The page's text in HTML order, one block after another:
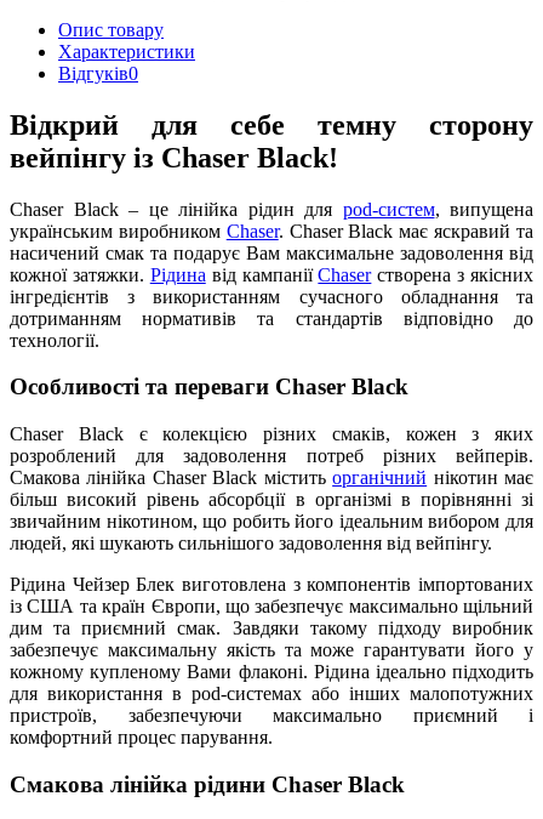
Опис товару
Характеристики
Відгуків0
Відкрий для себе темну сторону
вейпінгу із Chaser Black!
Chaser Black – це лінійка рідин для pod-систем, випущена
українським виробником Chaser. Chaser Black має яскравий та
насичений смак та подарує Вам максимальне задоволення від
кожної затяжки. Рідина від кампаніїChaserстворена з якісних
інгредієнтів з використанням сучасного обладнання та
дотриманням нормативів та стандартів відповідно до
технології.
Особливості та переваги Chaser Black
Chaser Black є колекцією різних смаків, кожен з яких
розроблений для задоволення потреб різних вейперів.
Смакова лінійка Chaser Black міститьорганічний нікотин має
більш високий рівень абсорбції в організмі в порівнянні зі
звичайним нікотином, що робить його ідеальним вибором для
людей, які шукають сильнішого задоволення від вейпінгу.
Рідина Чейзер Блек виготовлена з компонентів імпортованих
із США та країн Європи, що забезпечує максимально щільний
дим та приємний смак. Завдяки такому підходу виробник
забезпечує максимальну якість та може гарантувати його у
кожному купленому Вами флаконі. Рідина ідеально підходить
для використання в pod-системах або інших малопотужних
пристроїв, забезпечуючи максимально приємний і
комфортний процес парування.
Смакова лінійка рідини Chaser Black